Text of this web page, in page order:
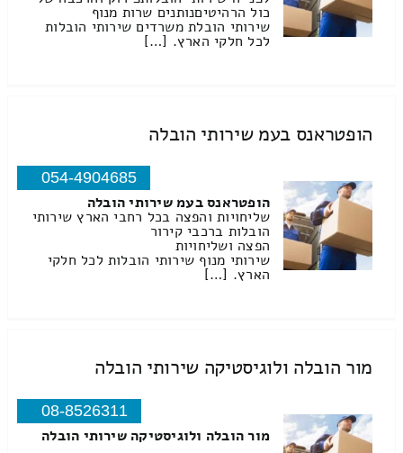
כול הרהיטיםנותנים שרות מנוף
שירותי הובלת משרדים שירותי הובלות
לכל חלקי הארץ. […]
הופטראנס בעמ שירותי הובלה
054-4904685
הופטראנס בעמ שירותי הובלה
שליחויות והפצה בכל רחבי הארץ שירותי
הובלות ברכבי קירור
הפצה ושליחויות
שירותי מנוף שירותי הובלות לכל חלקי
הארץ. […]
מור הובלה ולוגיסטיקה שירותי הובלה
08-8526311
מור הובלה ולוגיסטיקה שירותי הובלה